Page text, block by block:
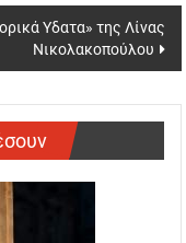
Υδατα» της Λίνας
Νικολακοπούλου